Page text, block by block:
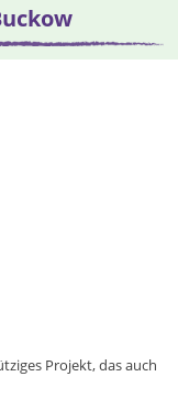
Projekt, das auch